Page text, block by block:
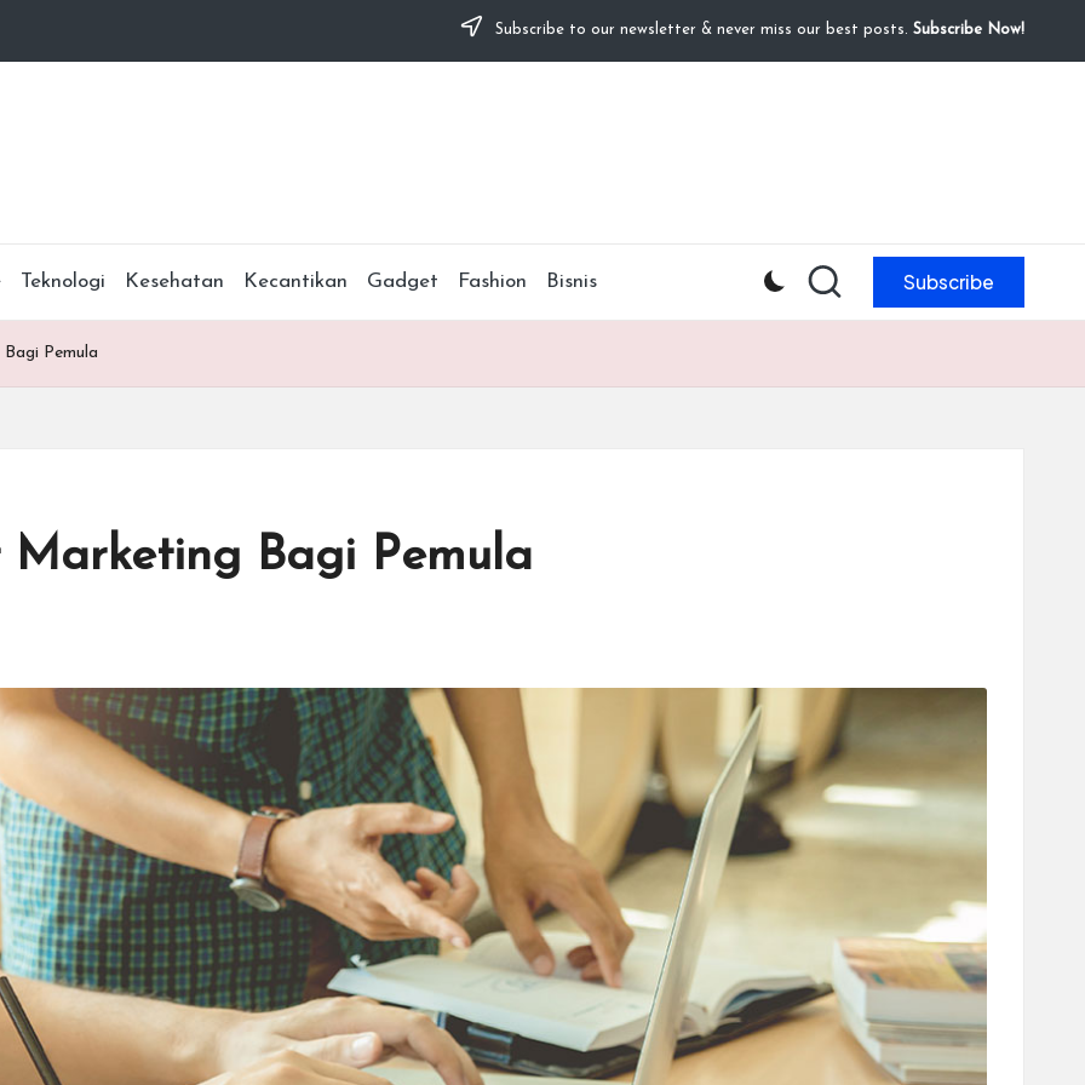
Subscribe to our newsletter & never miss our best posts. Subscribe Now!
Teknologi Kesehatan Kecantikan Gadget Fashion Bisnis Subscribe
Pemula
Marketing Bagi Pemula